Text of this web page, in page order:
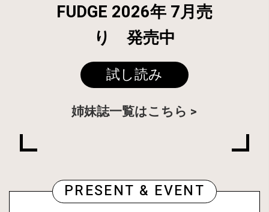
FUDGE 2026年 7月売
り 発売中
試し読み
姉妹誌一覧はこちら
PRESENT & EVENT